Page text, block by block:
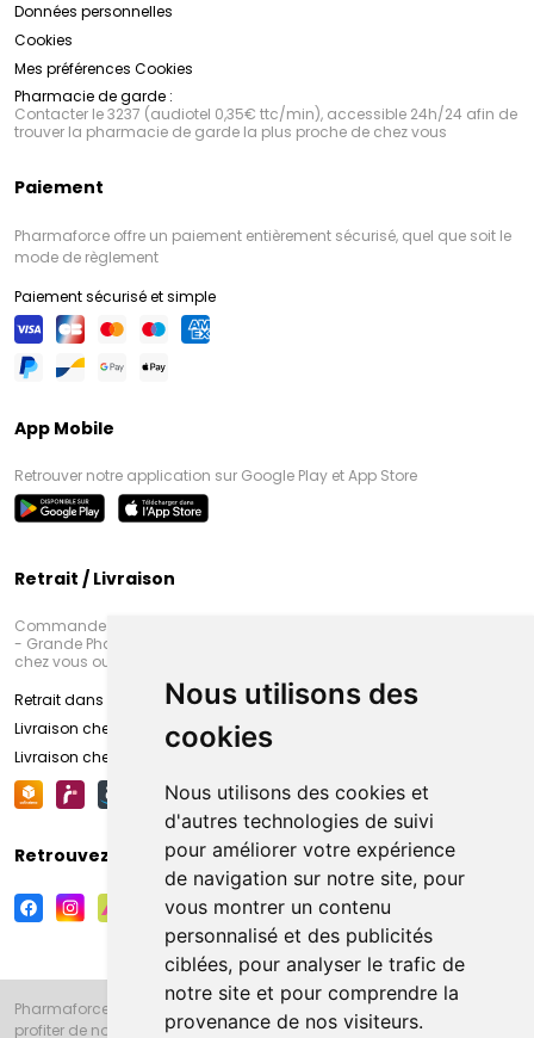
Nous utilisons des
cookies
Nous utilisons des cookies et
d'autres technologies de suivi
pour améliorer votre expérience
de navigation sur notre site, pour
vous montrer un contenu
personnalisé et des publicités
ciblées, pour analyser le trafic de
notre site et pour comprendre la
provenance de nos visiteurs.
Données personnelles
Cookies
Mes préférences Cookies
Pharmacie de garde :
Contacter le 3237 (audiotel 0,35€ ttc/min), accessible 24h/24 afin de
trouver la pharmacie de garde la plus proche de chez vous
Paiement
Pharmaforce offre un paiement entièrement sécurisé, quel que soit le
mode de règlement
Paiement sécurisé et simple
App Mobile
Retrouver notre application sur Google Play et App Store
Retrait / Livraison
Commandez en ligne et venez chercher votre commande à Amiens
- Grande Pharmacie d’Amiens (Fachon) ou recevez-là rapidement
chez vous ou en point retrait
Retrait dans la pharmacie d’Amiens
Livraison chez vous
Livraison chez votre commerçant
Retrouvez-nous sur vos réseaux sociaux
Pharmaforce.fr et la Grande Pharmacie d’Amiens vous souhaitent de
profiter de notre accueil, de nos conseils pharmaceutiques,